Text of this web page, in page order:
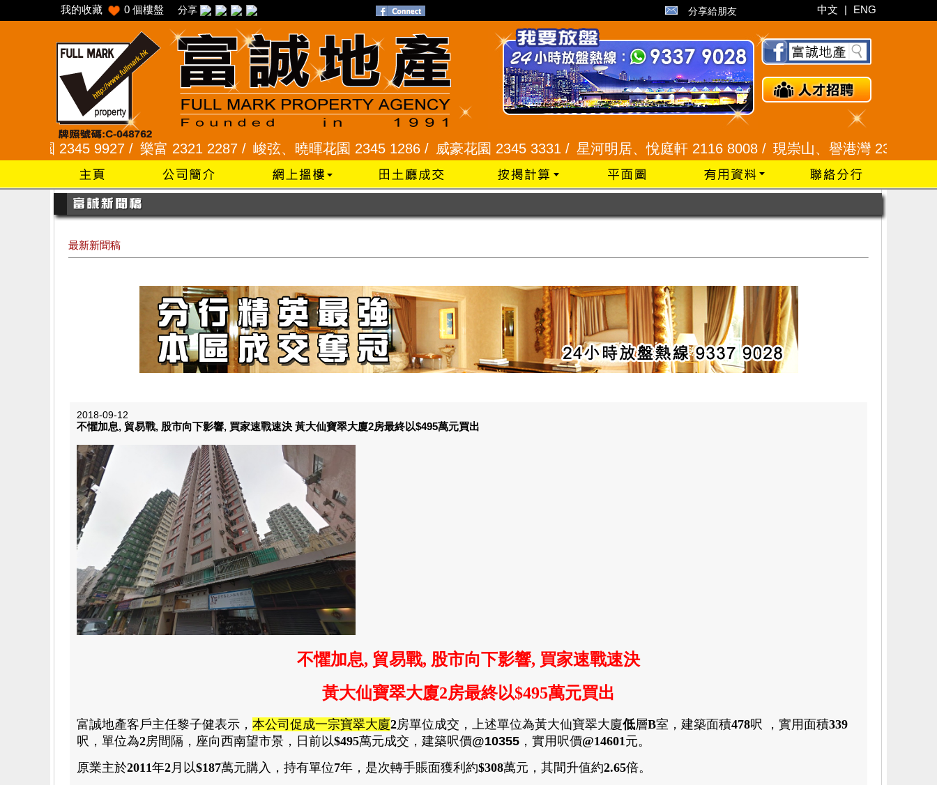
我的收藏 0 個樓盤 分享 分享給朋友 中文 | ENG
9927 /樂富 2321 2287 /峻弦、曉暉花園 2345 1286 /威豪花園 2345 3331 /星河明居、悅庭軒 2116 8008 /現崇山、譽港灣 2345 9926 /藍田
最新新聞稿
2018-09-12
不懼加息, 貿易戰, 股市向下影響, 買家速戰速決 黃大仙寶翠大廈2房最終以$495萬元買出
不懼加息, 貿易戰, 股市向下影響, 買家速戰速決
黃大仙寶翠大廈2房最終以$495萬元買出
富誠地產客戶主任黎子健表示， 本公司促成一宗寶翠大廈2房單位成交，上述單位為黃大仙寶翠大廈低層B室 ， 建築面積478呎 ， 實用面積339
呎，單位為2房間隔，座向西南望市景，日前以$495萬元成交 ， 建築呎價@10355 ， 實用呎價@14601 元。
原業主於2011年2 月以$187萬元購入 ， 持有單位7年 ， 是次轉手賬面獲利約$308萬元 ， 其間升值約2.65倍。